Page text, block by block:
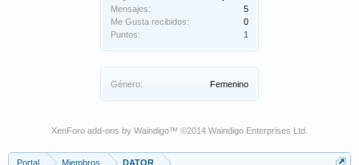
Mensajes:
5
Me Gusta recibidos:
0
Puntos:
1
Género: Femenino
XenForo add-ons by Waindigo™ ©2014 Waindigo Enterprises Ltd
Portal Miembros DATOR